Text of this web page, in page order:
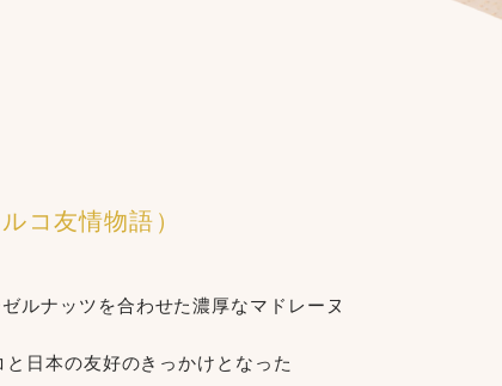
コ友情物語）
ルナッツを合わせた濃厚なマドレーヌ
日本の友好のきっかけとなった